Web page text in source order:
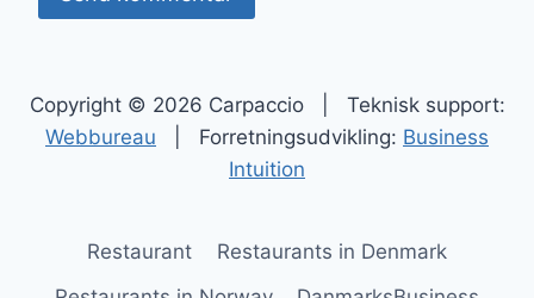
Copyright © 2026 Carpaccio | Teknisk support:
Webbureau | Forretningsudvikling: Business
Intuition
Restaurant
Restaurants in Denmark